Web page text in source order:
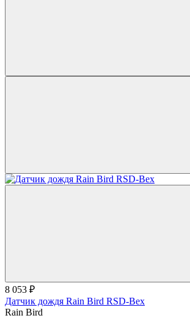
8 053 ₽
Датчик дождя Rain Bird RSD-Bex
Rain Bird